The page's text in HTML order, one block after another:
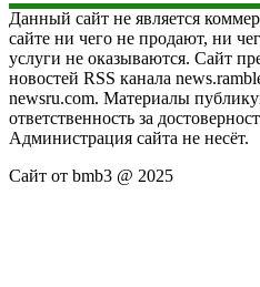
Данный сайт не является
сайте ни чего не продают, ни
услуги не оказываются. Сайт
новостей RSS канала
newsru.com. Материалы
ответственность за
Администрация сайта не несёт.
Сайт от bmb3 @ 2025